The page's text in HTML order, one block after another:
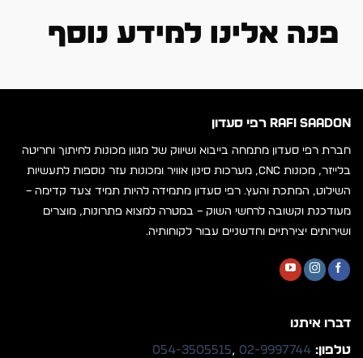
פנה אלינו למידע נוסף
RAFI SAADON רפי סעדון
חברת רפי סעדון מתמחה בייבוא ושיווק של מגוון מכונות לחיתוך וחריטה
בלייזר, מכונות CNC, מערכות סינון אוויר ומכונות עזר נוספות לתעשיות
השילוט, המתכת והעץ. רפי סעדון מתמידה להיות תמיד צעד קדימה –
מעודכנת וקשובה לרחשי השוק – במטרה למצוא פתרונות, מוצרים
ושירותים יצירתיים וחדשניים עבור לקוחותיה.
דברו איתנו
טלפון: 02-9997744
,
054-3505515